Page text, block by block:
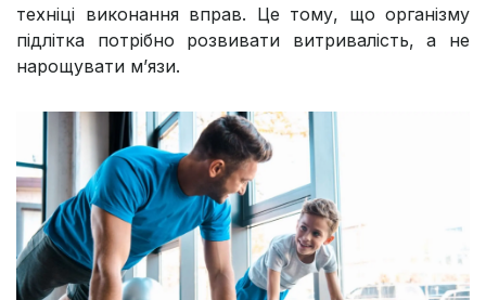
техніці виконання вправ. Це тому, що організму
підлітка потрібно розвивати витривалість, а не
нарощувати м’язи.